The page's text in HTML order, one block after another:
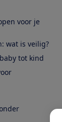
voor je
wat is veilig?
tot kind